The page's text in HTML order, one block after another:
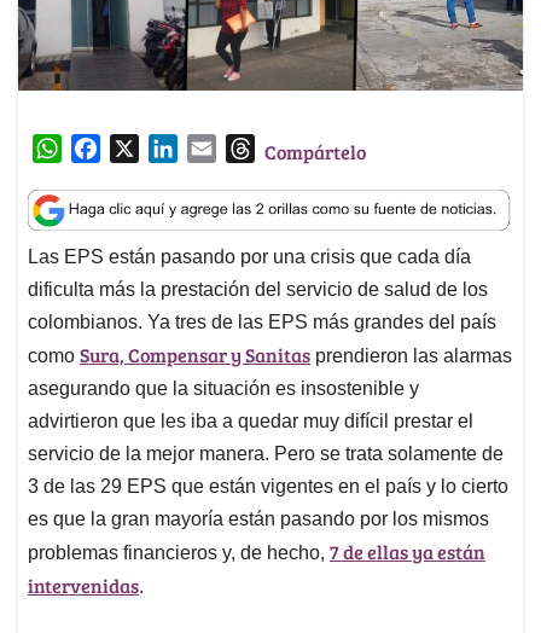
W
a
t
s
A
p
p
c
e
b
o
o
k
n
k
e
d
I
n
a
i
l
T
r
e
a
d
s
Compártelo
Las EPS están pasando por una crisis que cada día
dificulta más la prestación del servicio de salud de los
colombianos. Ya tres de las EPS más grandes del país
como Sura, Compensar y Sanitas prendieron las alarmas
asegurando que la situación es insostenible y
advirtieron que les iba a quedar muy difícil prestar el
servicio de la mejor manera. Pero se trata solamente de
3 de las 29 EPS que están vigentes en el país y lo cierto
es que la gran mayoría están pasando por los mismos
problemas financieros y, de hecho, 7 de ellas ya están
intervenidas.